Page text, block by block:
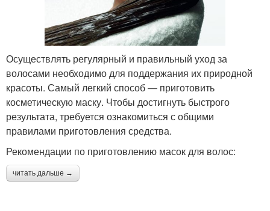
Осуществлять регулярный и правильный уход за
волосами необходимо для поддержания их природной
красоты. Самый легкий способ — приготовить
косметическую маску. Чтобы достигнуть быстрого
результата, требуется ознакомиться с общими
правилами приготовления средства.
Рекомендации по приготовлению масок для волос:
читать дальше →